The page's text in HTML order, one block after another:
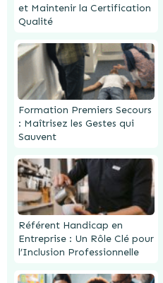
et Maintenir la Certification
Qualité
Formation Premiers Secours
: Maîtrisez les Gestes qui
Sauvent
Référent Handicap en
Entreprise : Un Rôle Clé pour
l’Inclusion Professionnelle